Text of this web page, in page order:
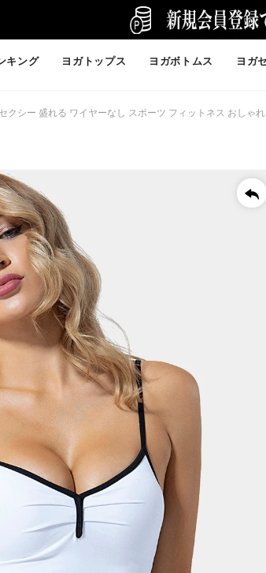
キング ヨガトップス ヨガボトムス ヨガ
クシー 盛れる ワイヤーなし スポーツ フィットネス おしゃ